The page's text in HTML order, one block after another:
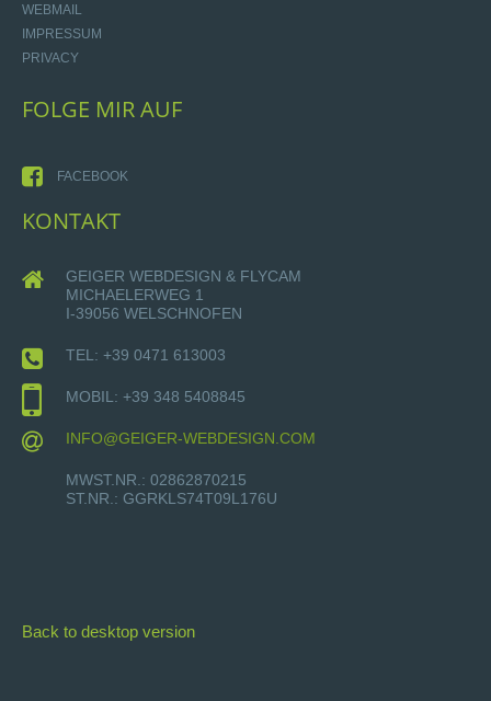
WEBMAIL
IMPRESSUM
PRIVACY
FOLGE MIRAUF
FACEBOOK
KONTAKT
GEIGER WEBDESIGN & FLYCAM
MICHAELERWEG 1
I-39056 WELSCHNOFEN
TEL: +39 0471 613003
MOBIL: +39 348 5408845
INFO@GEIGER-WEBDESIGN.COM
MWST.NR.: 02862870215
ST.NR.: GGRKLS74T09L176U
Back to desktop version